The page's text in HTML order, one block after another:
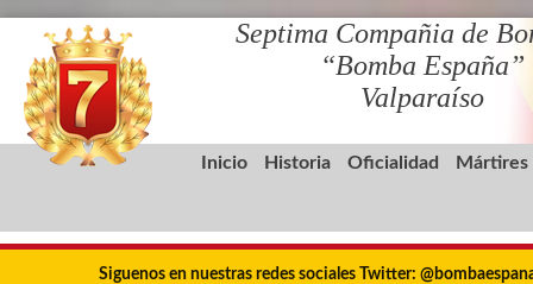
Septima Compañia de
“Bomba España”
Valparaíso
Inicio Historia Oficialidad Mártires
Siguenos en nuestras redes sociales Twitter: